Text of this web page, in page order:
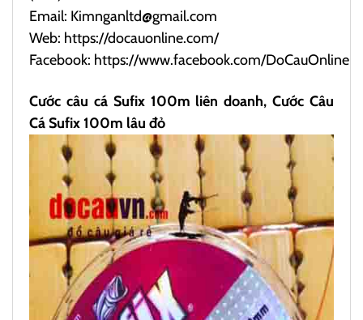
Email: Kimnganltd@gmail.com
Web: https://docauonline.com/
Facebook: https://www.facebook.com/DoCauOnline
Cước câu cá Sufix 100m liên doanh, Cước Câu
Cá Sufix 100m lâu đỏ